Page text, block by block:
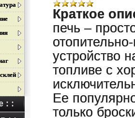
: :
Краткое
печь –
устройство
топливе с
Ее
только